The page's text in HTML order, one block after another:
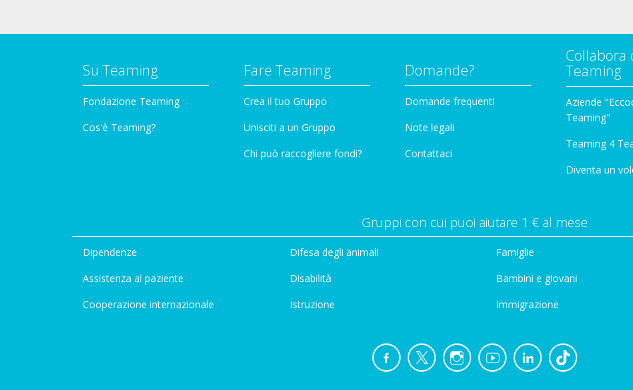
Su Teaming
Fondazione Teaming
Cos'è Teaming?
Fare Teaming
Crea il tuo Gruppo
Unisciti a un Gruppo
Chi può raccogliere fondi?
Domande?
Domande frequenti
Note legali
Contattaci
Collabora
Teaming
Aziende
Teaming"
Teaming 4
Diventa un
Gruppi con cui puoi aiutare 1 € al mese
Dipendenze
Assistenza al paziente
Cooperazione internazionale
Difesa degli animali
Disabilità
Istruzione
Famiglie
Bambini e giovani
Immigrazione